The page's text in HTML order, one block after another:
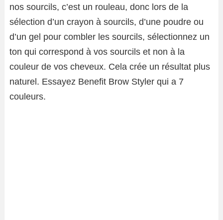
nos sourcils, c’est un rouleau, donc lors de la
sélection d’un crayon à sourcils, d’une poudre ou
d’un gel pour combler les sourcils, sélectionnez un
ton qui correspond à vos sourcils et non à la
couleur de vos cheveux. Cela crée un résultat plus
naturel. Essayez Benefit Brow Styler qui a 7
couleurs.